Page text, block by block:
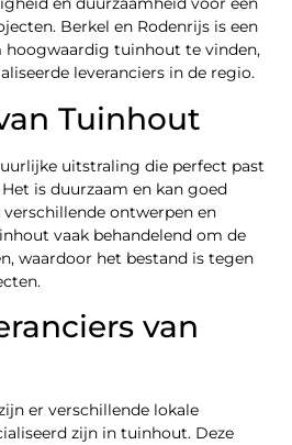
Berkel en Rodenrijs is een
hoogwaardig tuinhout te vinden,
leveranciers in de regio.
Tuinhout
uitstraling die perfect past
is duurzaam en kan goed
ontwerpen en
vaak behandelend om de
waardoor het bestand is tegen
van
er verschillende lokale
zijn in tuinhout. Deze